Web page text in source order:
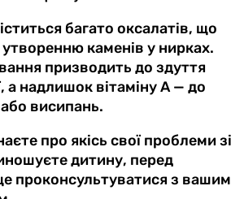
багато оксалатів, що
каменів у нирках.
призводить до здуття
а надлишок вітаміну А — до
висипань.
про якісь свої проблеми зі
дитину, перед
проконсультуватися з вашим